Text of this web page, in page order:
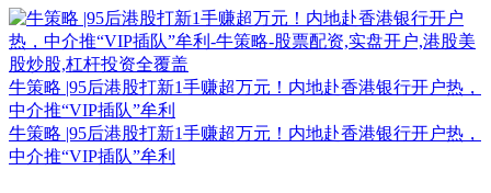
牛策略 |95后港股打新1手赚超万元！内地赴香港银行开户热，
中介推“VIP插队”牟利
牛策略 |95后港股打新1手赚超万元！内地赴香港银行开户热，
中介推“VIP插队”牟利